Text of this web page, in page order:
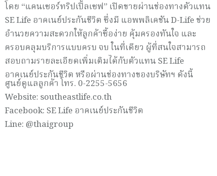
โดย “แคนเซอร์ทริปเปิ้ลเซฟ” เปิดขายผ่านช่องทางตัวแทน
SE Life อาคเนย์ประกันชีวิต ซึ่งมี แอพพลิเคชัน D-Life ช่วย
อำนวยความสะดวกให้ลูกค้าซื้อง่าย คุ้มครองทันใจ และ
ครอบคลุมบริการแบบครบ จบ ในที่เดียว ผู้ที่สนใจสามารถ
สอบถามรายละเอียดเพิ่มเติมได้กับตัวแทน SE Life
อาคเนย์ประกันชีวิต หรือผ่านช่องทางของบริษัทฯ ดังนี้
ศูนย์ดูแลลูกค้า โทร. 0-2255-5656
Website: southeastlife.co.th
Facebook: SE Life อาคเนย์ประกันชีวิต
Line: @thaigroup